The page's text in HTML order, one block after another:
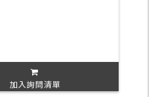
加入詢問清單